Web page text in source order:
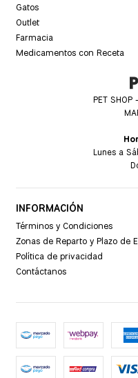
Gatos
Outlet
Farmacia
Medicamentos con Receta
PET SHOP
Lunes a
INFORMACIÓN
Términos y Condiciones
Zonas de Reparto y Plazo de
Política de privacidad
Contáctanos